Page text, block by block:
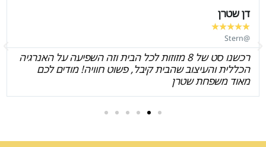
דן שטרן
★
★
★
★
★
@Stern
רכשנו סט של 8 מזוזות לכל הבית וזה השפיעה על האנרגיה
הכללית והעיצוב שהבית קיבל, פשוט חוויה! מודים לכם
מאוד משפחת שטרן